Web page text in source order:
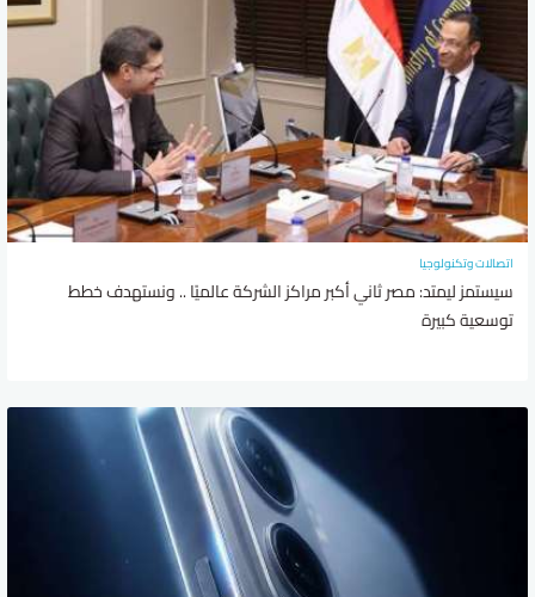
اتصالات وتكنولوجيا
سيستمز ليمتد: مصر ثاني أكبر مراكز الشركة عالميًا .. ونستهدف خطط
توسعية كبيرة